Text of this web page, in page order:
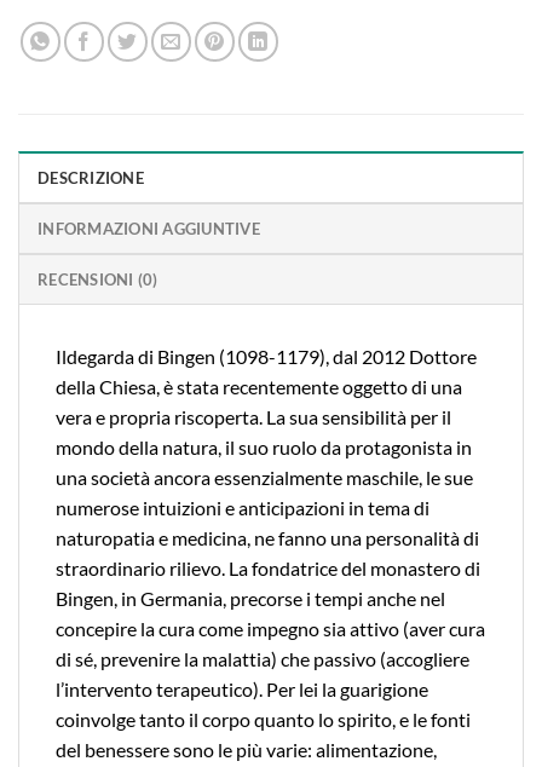
DESCRIZIONE
INFORMAZIONI AGGIUNTIVE
RECENSIONI (0)
Ildegarda di Bingen (1098-1179), dal 2012 Dottore
della Chiesa, è stata recentemente oggetto di una
vera e propria riscoperta. La sua sensibilità per il
mondo della natura, il suo ruolo da protagonista in
una società ancora essenzialmente maschile, le sue
numerose intuizioni e anticipazioni in tema di
naturopatia e medicina, ne fanno una personalità di
straordinario rilievo. La fondatrice del monastero di
Bingen, in Germania, precorse i tempi anche nel
concepire la cura come impegno sia attivo (aver cura
di sé, prevenire la malattia) che passivo (accogliere
l’intervento terapeutico). Per lei la guarigione
coinvolge tanto il corpo quanto lo spirito, e le fonti
del benessere sono le più varie: alimentazione,